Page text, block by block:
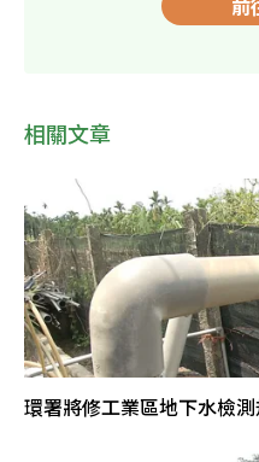
前
相關文章
環署將修工業區地下水檢